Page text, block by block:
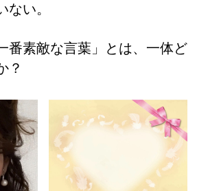
ない。
番素敵な言葉」とは、一体ど
？